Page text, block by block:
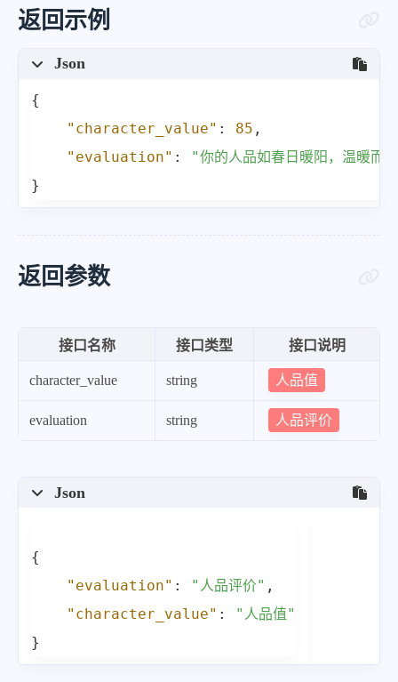
返回示例
Json
{
"character_value" : 85 ,
"evaluation" :
"你的人品如春日暖阳，温暖而
}
返回参数
接口名称 接口类型 接口说明
character_value string 人品值
evaluation string 人品评价
Json
{
"evaluation" : "人品评价" ,
"character_value" :
"人品值"
}